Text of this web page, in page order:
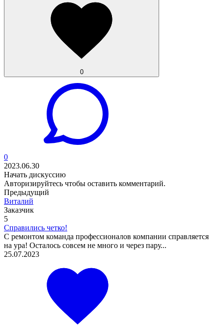
0
0
2023.06.30
Начать дискуссию
Авторизируйтесь чтобы оставить комментарий.
Предыдущий
Виталий
Заказчик
5
Справились четко!
С ремонтом команда профессионалов компании справляется
на ура! Осталось совсем не много и через пару...
25.07.2023